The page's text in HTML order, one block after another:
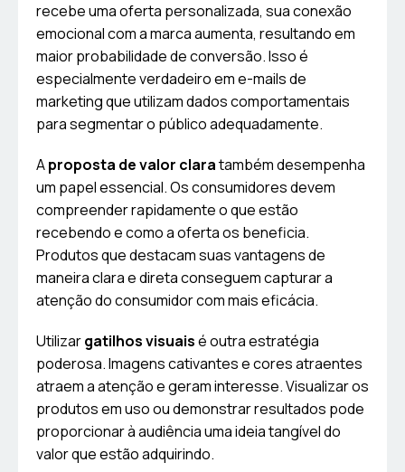
recebe uma oferta personalizada, sua conexão
emocional com a marca aumenta, resultando em
maior probabilidade de conversão. Isso é
especialmente verdadeiro em e-mails de
marketing que utilizam dados comportamentais
para segmentar o público adequadamente.
Aproposta de valor claratambém desempenha
um papel essencial. Os consumidores devem
compreender rapidamente o que estão
recebendo e como a oferta os beneficia.
Produtos que destacam suas vantagens de
maneira clara e direta conseguem capturar a
atenção do consumidor com mais eficácia.
Utilizargatilhos visuaisé outra estratégia
poderosa. Imagens cativantes e cores atraentes
atraem a atenção e geram interesse. Visualizar os
produtos em uso ou demonstrar resultados pode
proporcionar à audiência uma ideia tangível do
valor que estão adquirindo.